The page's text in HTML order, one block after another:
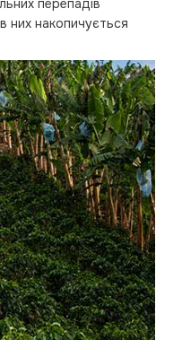
перепадів
них накопичується